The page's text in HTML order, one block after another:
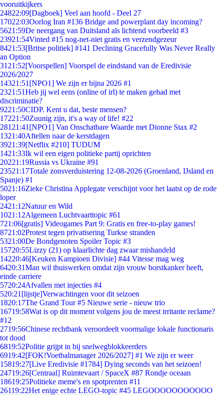
vooruitkijkers
24822:09[Dagboek] Veel aan hoofd - Deel 27
17022:03Oorlog Iran #136 Bridge and powerplant day incoming?
5621:59De neergang van Duitsland als lichtend voorbeeld #3
23921:54Vinted #15 nog-net-niet gratis en verzendgezeur
8421:53[Britse politiek] #141 Declining Gracefully Was Never Really
an Option
31 21:52[Voorspellen] Voorspel de eindstand van de Eredivisie
2026/2027
14321:51 [NPO1] We zijn er bijna 2026 #1
2321:51Heb jij wel eens (online of irl) te maken gehad met
discriminatie?
9221:50CIDP. Kent u dat, beste mensen?
17221:50Zuunig zijn, it's a way of life! #22
281 21:41 [NPO1] Van Onschatbare Waarde met Dionne Stax #2
1321:40Aftellen naar de kerstdagen
3921:39[Netflix #210] TUDUM
1421:33Ik wil een eigen politieke partij oprichten
20221:19Russia vs Ukraine #91
23521:17Totale zonsverduistering 12-08-2026 (Groenland, IJsland en
Spanje) #1
5021:16Zieke Christina Applegate verschijnt voor het laatst op de rode
loper
2421:12Natuur en Wild
1021:12Algemeen Luchtvaarttopic #61
721:06[gratis] Videogames Part 9: Gratis en free-to-play games!
8721:02Protest tegen privatisering Turkse stranden
5321:00De Bondgenoten Spoiler Topic #3
15720:55Lizzy (21) op klaarlichte dag zwaar mishandeld
14220:46[Keuken Kampioen Divisie] #44 Vitesse mag weg
6420:31Man wil thuiswerken omdat zijn vrouw borstkanker heeft,
einde carriere
5720:24Afvallen met injecties #4
520:21 [lijstje]Verwachtingen voor dit seizoen
1820:17The Grand Tour #5 Nieuwe serie - nieuw trio
16719:58Wat is op dit moment volgens jou de meest irritante reclame?
#12
2719:56Chinese rechtbank veroordeelt voormalige lokale functionaris
tot dood
6819:52Politie grijpt in bij snelwegblokkeerders
6919:42[FOK!Voetbalmanager 2026/2027] #1 We zijn er weer
15819:27[Live Eredivisie #1784] Dying seconds van het seizoen!
24719:26[Centraal] Ruimtevaart / SpaceX #87 Rondje oceaan
18619:25Politieke meme's en spotprenten #11
26119:22Het enige echte LEGO-topic #45 LEGOOOOOOOOOOO